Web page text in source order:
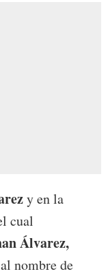
y en la
cual
Álvarez,
nombre de